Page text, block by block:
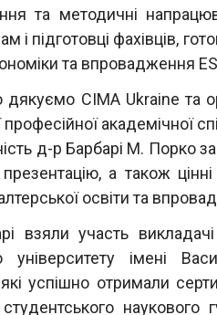
та методичні
і підготовці фахівців,
та впровадження
CIMA Ukrainе та
академічної
д-р Барбарі М. Порко
презентацію, а також
освіти та
взяли участь
університету
успішно отримали
наукового